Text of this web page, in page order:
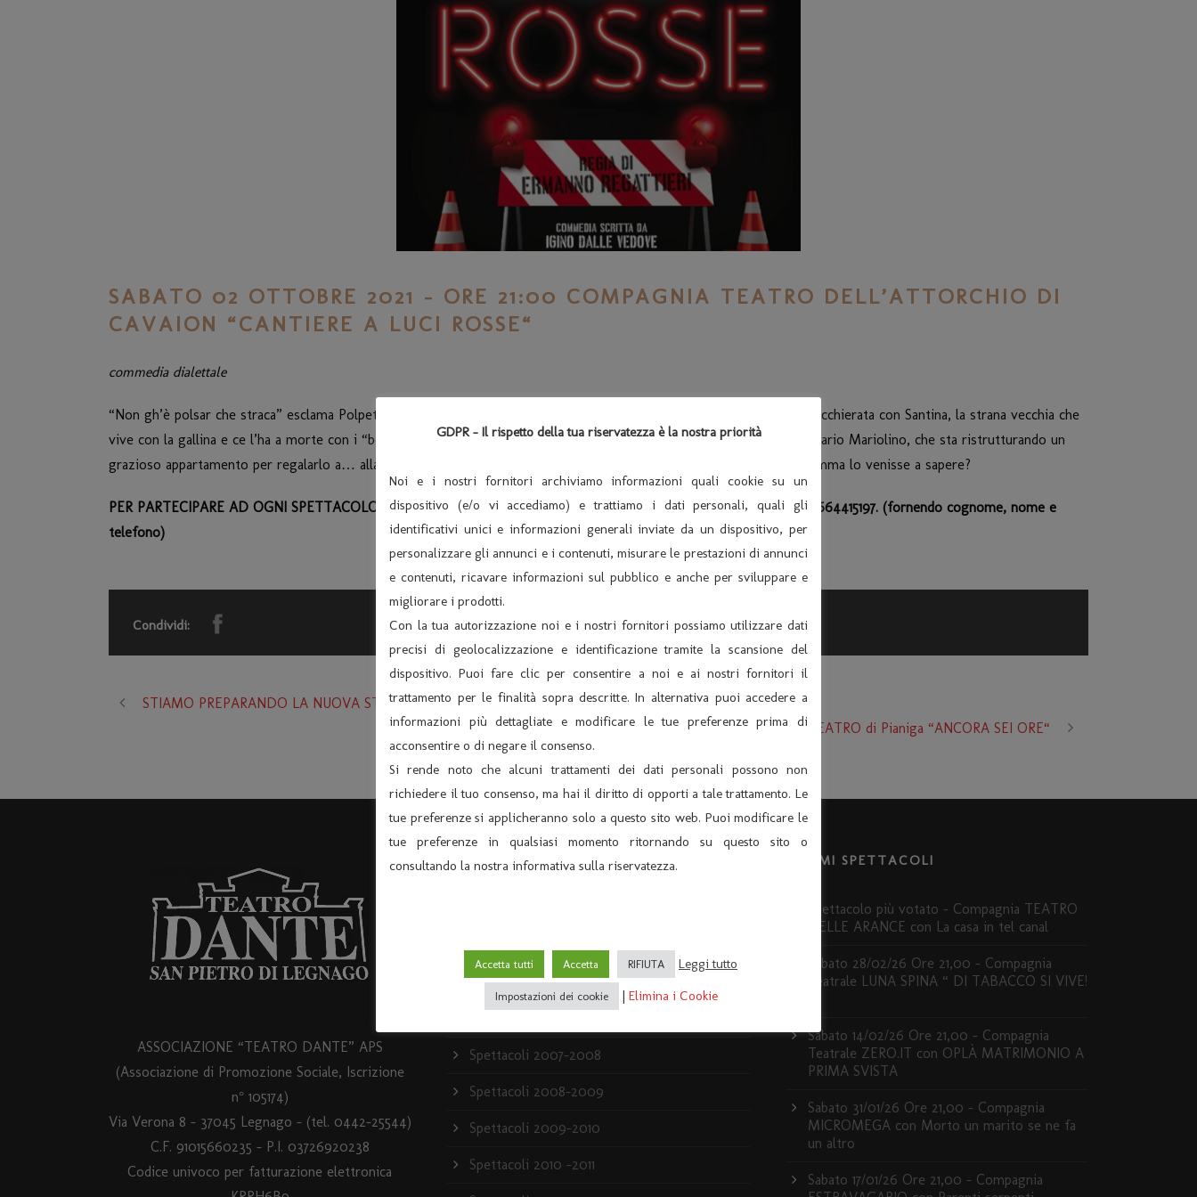
SABATO 02 OTTOBRE 2021 – ORE 21:00 COMPAGNIA TEATRO DELL’ATTORCHIO DI
CAVAION “CANTIERE A LUCI ROSSE“
commedia dialettale
“Non gh’è polsar che straca” esclama Polpetta, manovale fannullone del muratore Enrico, tra un giro al bar e una chiacchierata con Santina, la strana vecchia che
vive con la gallina e ce l’ha a morte con i “botegheri”. Entrambi si trovano a lavorare sul cantiere dell’ingenuo impresario Mariolino, che sta ristrutturando un
grazioso appartamento per regalarlo a… alla sua amante Rossella, affascinante giovane arrivista! Ma se la moglie Gemma lo venisse a sapere?
PER PARTECIPARE AD OGNI SPETTACOLO, OBBLIGO PRENOTAZIONE CON MESSAGGIO( sms o whatsapp) AL 3664415197. (fornendo cognome, nome e
telefono)
Condividi:
STIAMO PREPARANDO LA NUOVA STAGIONE TEATRALE 2021-22
SABATO 16 OTTOBRE 2021 – ORE 21:00 COMPAGNIA AMICI DEL TEATRO di Pianiga “ANCORA SEI ORE“
ASSOCIAZIONE “TEATRO DANTE” APS
(Associazione di Promozione Sociale, Iscrizione
n° 105174)
Via Verona 8 – 37045 Legnago – (tel. 0442-25544)
C.F. 91015660235 - P.I. 03726920238
Codice univoco per fatturazione elettronica
ARCHIVIO
News
Spettacoli 2007-2008
Spettacoli 2008-2009
Spettacoli 2009-2010
Spettacoli 2010 -2011
ULTIMI SPETTACOLI
Spettacolo più votato – Compagnia TEATRO
DELLE ARANCE con La casa in tel canal
Sabato 28/02/26 Ore 21,00 – Compagnia
Teatrale LUNA SPINA “ DI TABACCO SI VIVE!
Sabato 14/02/26 Ore 21,00 – Compagnia
Teatrale ZERO.IT con OPLÀ MATRIMONIO A
PRIMA SVISTA
Sabato 31/01/26 Ore 21,00 – Compagnia
MICROMEGA con Morto un marito se ne fa
un altro
Sabato 17/01/26 Ore 21,00 – Compagnia
GDPR - Il rispetto della tua riservatezza è la nostra priorità
Noi e i nostri fornitori archiviamo informazioni quali cookie su un
dispositivo (e/o vi accediamo) e trattiamo i dati personali, quali gli
identificativi unici e informazioni generali inviate da un dispositivo, per
personalizzare gli annunci e i contenuti, misurare le prestazioni di annunci
e contenuti, ricavare informazioni sul pubblico e anche per sviluppare e
migliorare i prodotti.
Con la tua autorizzazione noi e i nostri fornitori possiamo utilizzare dati
precisi di geolocalizzazione e identificazione tramite la scansione del
dispositivo. Puoi fare clic per consentire a noi e ai nostri fornitori il
trattamento per le finalità sopra descritte. In alternativa puoi accedere a
informazioni più dettagliate e modificare le tue preferenze prima di
acconsentire o di negare il consenso.
Si rende noto che alcuni trattamenti dei dati personali possono non
richiedere il tuo consenso, ma hai il diritto di opporti a tale trattamento. Le
tue preferenze si applicheranno solo a questo sito web. Puoi modificare le
tue preferenze in qualsiasi momento ritornando su questo sito o
consultando la nostra informativa sulla riservatezza.
Accetta tutti Accetta RIFIUTA Leggi tutto
Impostazioni dei cookie | Elimina i Cookie